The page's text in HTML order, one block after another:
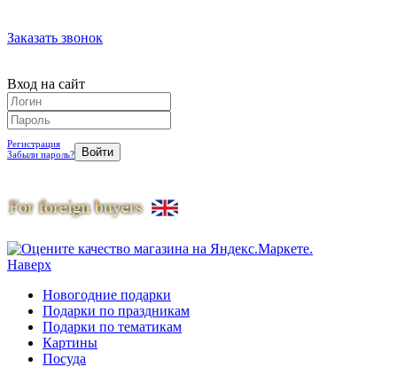
Заказать звонок
Вход на сайт
Регистрация
Забыли пароль?
Наверх
Новогодние подарки
Подарки по праздникам
Подарки по тематикам
Картины
Посуда